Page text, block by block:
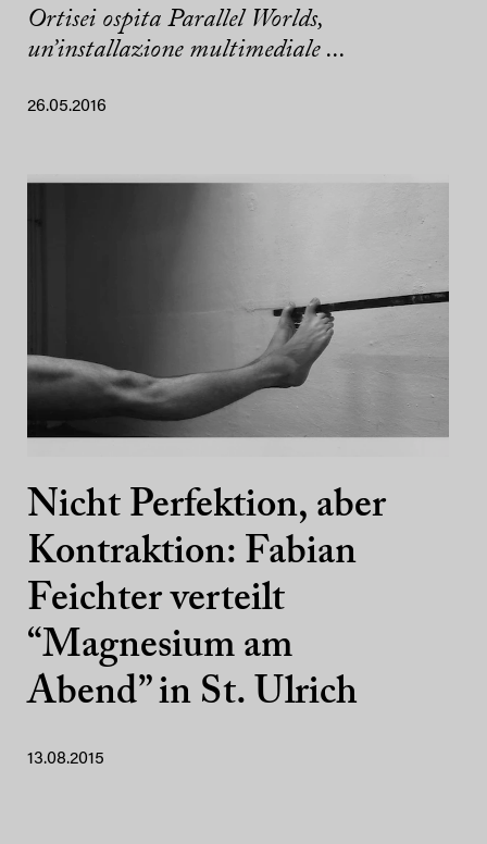
Ortisei ospita Parallel Worlds,
un’installazione multimediale ...
26.05.2016
Nicht Perfektion, aber
Kontraktion: Fabian
Feichter verteilt
“Magnesium am
Abend” in St. Ulrich
13.08.2015